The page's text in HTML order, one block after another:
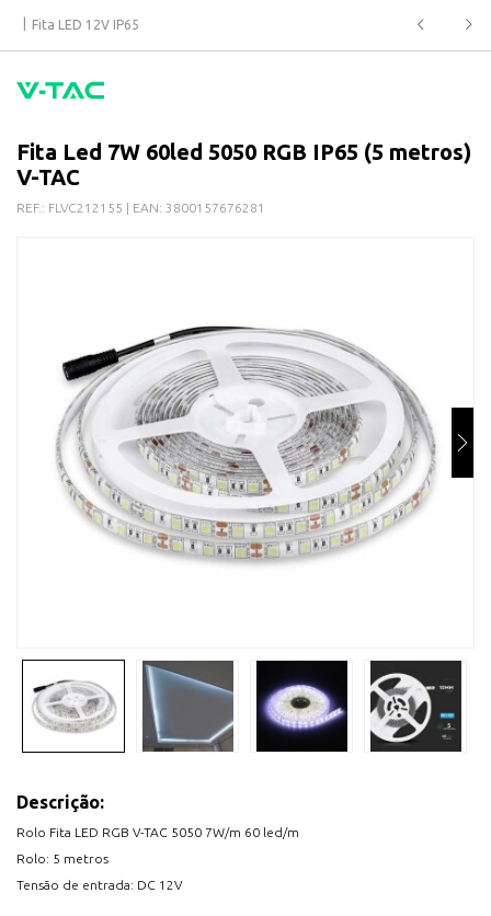
Fita LED 12V IP65
Fita Led 7W 60led 5050 RGB IP65 (5 metros)
V-TAC
REF.: FLVC212155 | EAN: 3800157676281
Descrição:
Rolo Fita LED RGB V-TAC 5050 7W/m 60 led/m
Rolo: 5 metros
Tensão de entrada: DC 12V